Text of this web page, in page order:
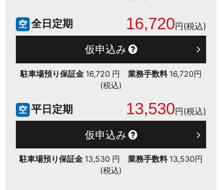
空 全日定期 16,720円(税込)
仮申込み
駐車場預り保証金 16,720 円 業務手数料 16,720円
(税込)
空 平日定期 13,530円(税込)
仮申込み
駐車場預り保証金 13,530 円 業務手数料 13,530円
(税込)